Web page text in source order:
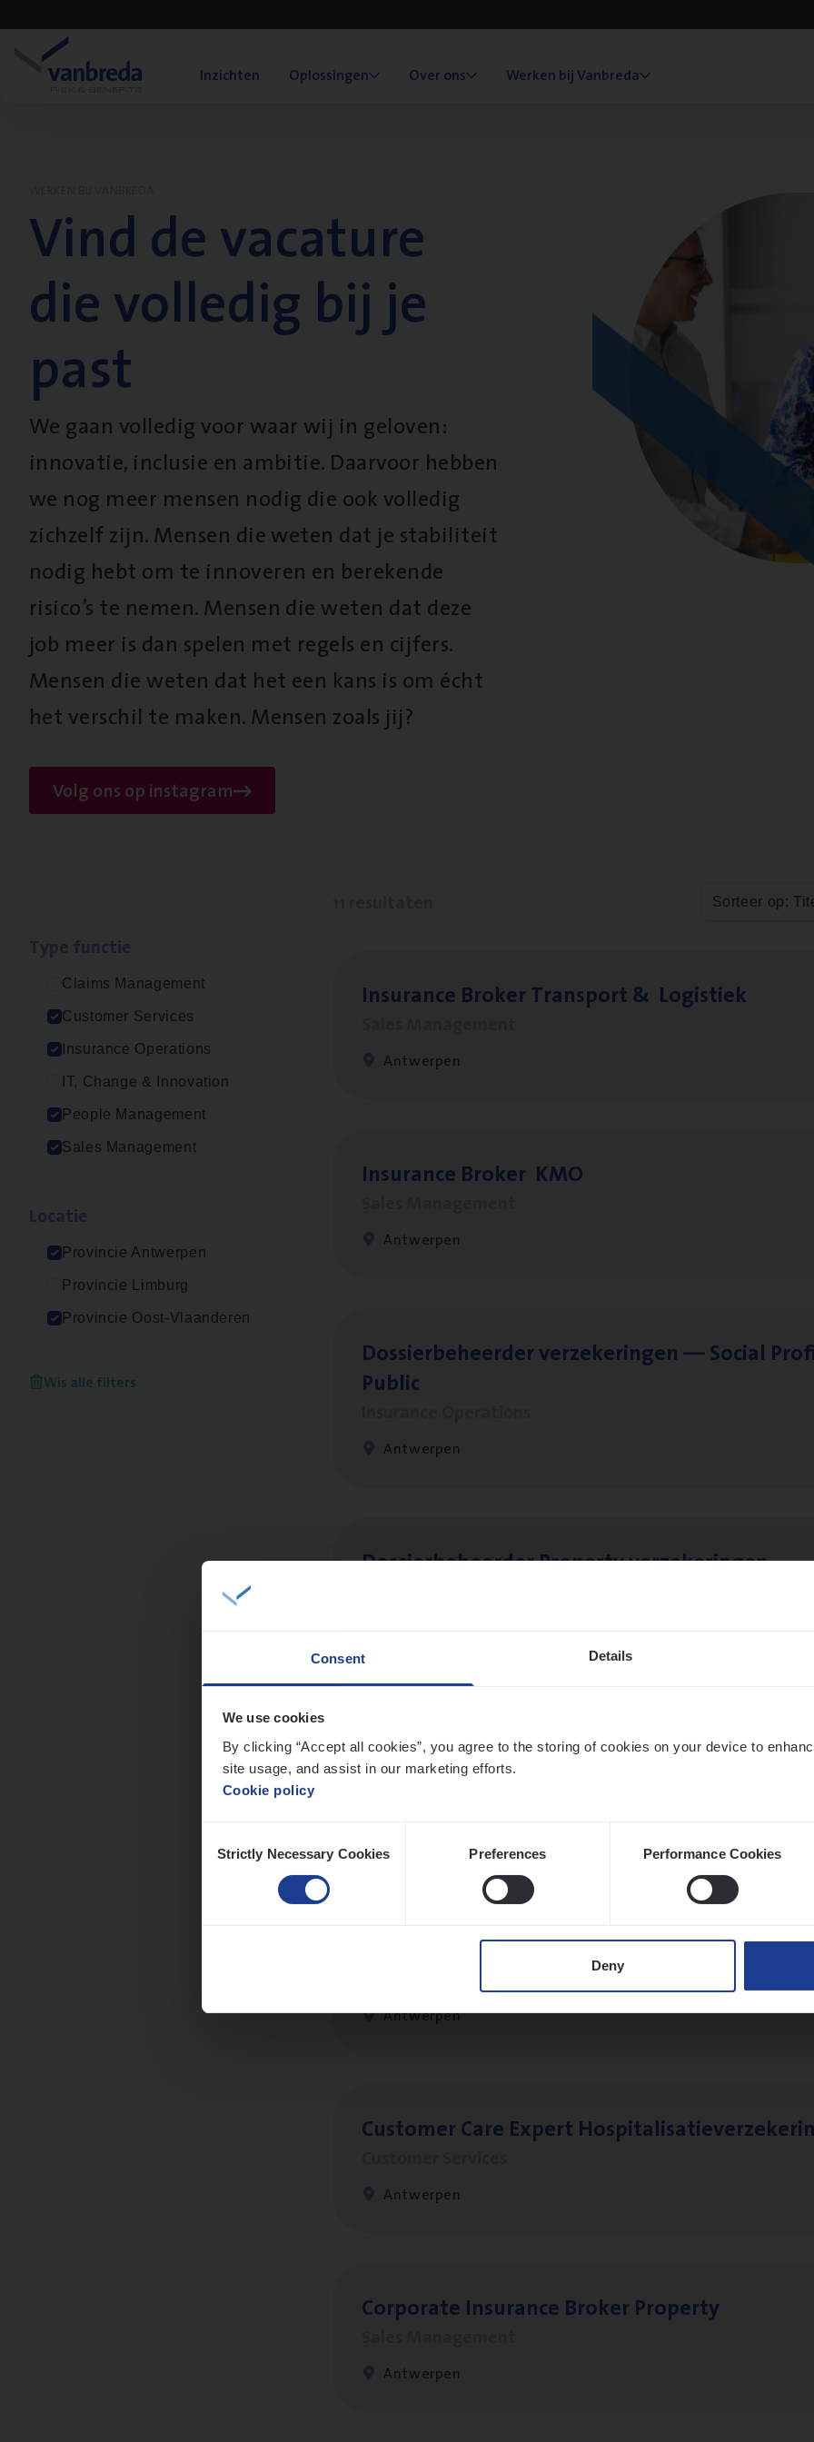
Consent Details
We use cookies
By clicking “Accept all cookies”, you agree to the storing of cookies on your device to
site usage, and assist in our marketing efforts.
Cookie policy
Selection
Strictly Necessary Cookies Preferences Performance Cookies
Deny
Inzichten Oplossingen Over ons Werken bij Vanbreda
Vind de vacature
die volledig bij je
past
We gaan volledig voor waar wij in geloven:
innovatie, inclusie en ambitie. Daarvoor hebben
we nog meer mensen nodig die ook volledig
zichzelf zijn. Mensen die weten dat je stabiliteit
nodig hebt om te innoveren en berekende
risico’s te nemen. Mensen die weten dat deze
job meer is dan spelen met regels en cijfers.
Mensen die weten dat het een kans is om écht
het verschil te maken. Mensen zoals jij?
Volg ons op instagram
Claims Management
Customer Services
Insurance Operations
IT, Change & Innovation
People Management
Sales Management
Provincie Antwerpen
Provincie Limburg
Provincie Oost-Vlaanderen
Wis alle filters
Sorteer op:
Insu­ran­ce Bro­ker Trans­port& Logistiek
Antwerpen
Insu­ran­ce Bro­ker KMO
Antwerpen
Dos­sier­be­heer­der ver­ze­ke­rin­gen — Soci­al
Public
Antwerpen
Dos­sier­be­heer­der Pro­per­ty verzekeringen
Dos­sier­be­heer­der Onder­ne­min­gen Van­b­re­da
mans — Mechelen
Dos­sier­be­heer­der Gewaar­borgd Inkomen
Antwerpen
Cus­to­mer Care Expert
Antwerpen
Cor­po­ra­te Insu­ran­ce Bro­ker Property
Antwerpen